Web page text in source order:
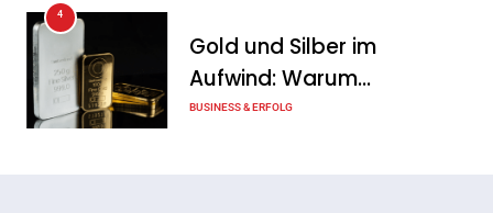
4
Gold und Silber im
Aufwind: Warum
Edelmetalle als sicherer
BUSINESS & ERFOLG